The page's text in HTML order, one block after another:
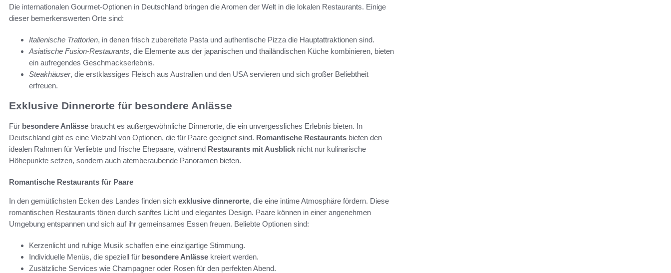
Die internationalen Gourmet-Optionen in Deutschland bringen die Aromen der Welt in die lokalen Restaurants. Einige
dieser bemerkenswerten Orte sind:
Italienische Trattorien, in denen frisch zubereitete Pasta und authentische Pizza die Hauptattraktionen sind.
Asiatische Fusion-Restaurants, die Elemente aus der japanischen und thailändischen Küche kombinieren, bieten
ein aufregendes Geschmackserlebnis.
Steakhäuser, die erstklassiges Fleisch aus Australien und den USA servieren und sich großer Beliebtheit
erfreuen.
Exklusive Dinnerorte für besondere Anlässe
Für besondere Anlässe braucht es außergewöhnliche Dinnerorte, die ein unvergessliches Erlebnis bieten. In
Deutschland gibt es eine Vielzahl von Optionen, die für Paare geeignet sind. Romantische Restaurants bieten den
idealen Rahmen für Verliebte und frische Ehepaare, während Restaurants mit Ausblick nicht nur kulinarische
Höhepunkte setzen, sondern auch atemberaubende Panoramen bieten.
Romantische Restaurants für Paare
In den gemütlichsten Ecken des Landes finden sich exklusive dinnerorte, die eine intime Atmosphäre fördern. Diese
romantischen Restaurants tönen durch sanftes Licht und elegantes Design. Paare können in einer angenehmen
Umgebung entspannen und sich auf ihr gemeinsames Essen freuen. Beliebte Optionen sind:
Kerzenlicht und ruhige Musik schaffen eine einzigartige Stimmung.
Individuelle Menüs, die speziell für besondere Anlässe kreiert werden.
Zusätzliche Services wie Champagner oder Rosen für den perfekten Abend.